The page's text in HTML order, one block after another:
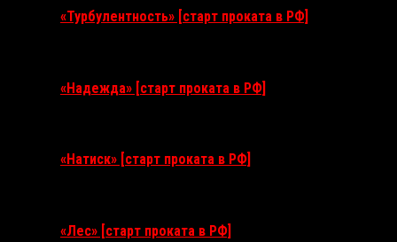
«Турбулентность» [старт проката в РФ]
«Надежда» [старт проката в РФ]
«Натиск» [старт проката в РФ]
«Лес» [старт проката в РФ]